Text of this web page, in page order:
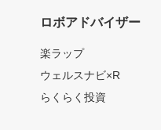
ロボアドバイザー
楽ラップ
ウェルスナビ×R
らくらく投資